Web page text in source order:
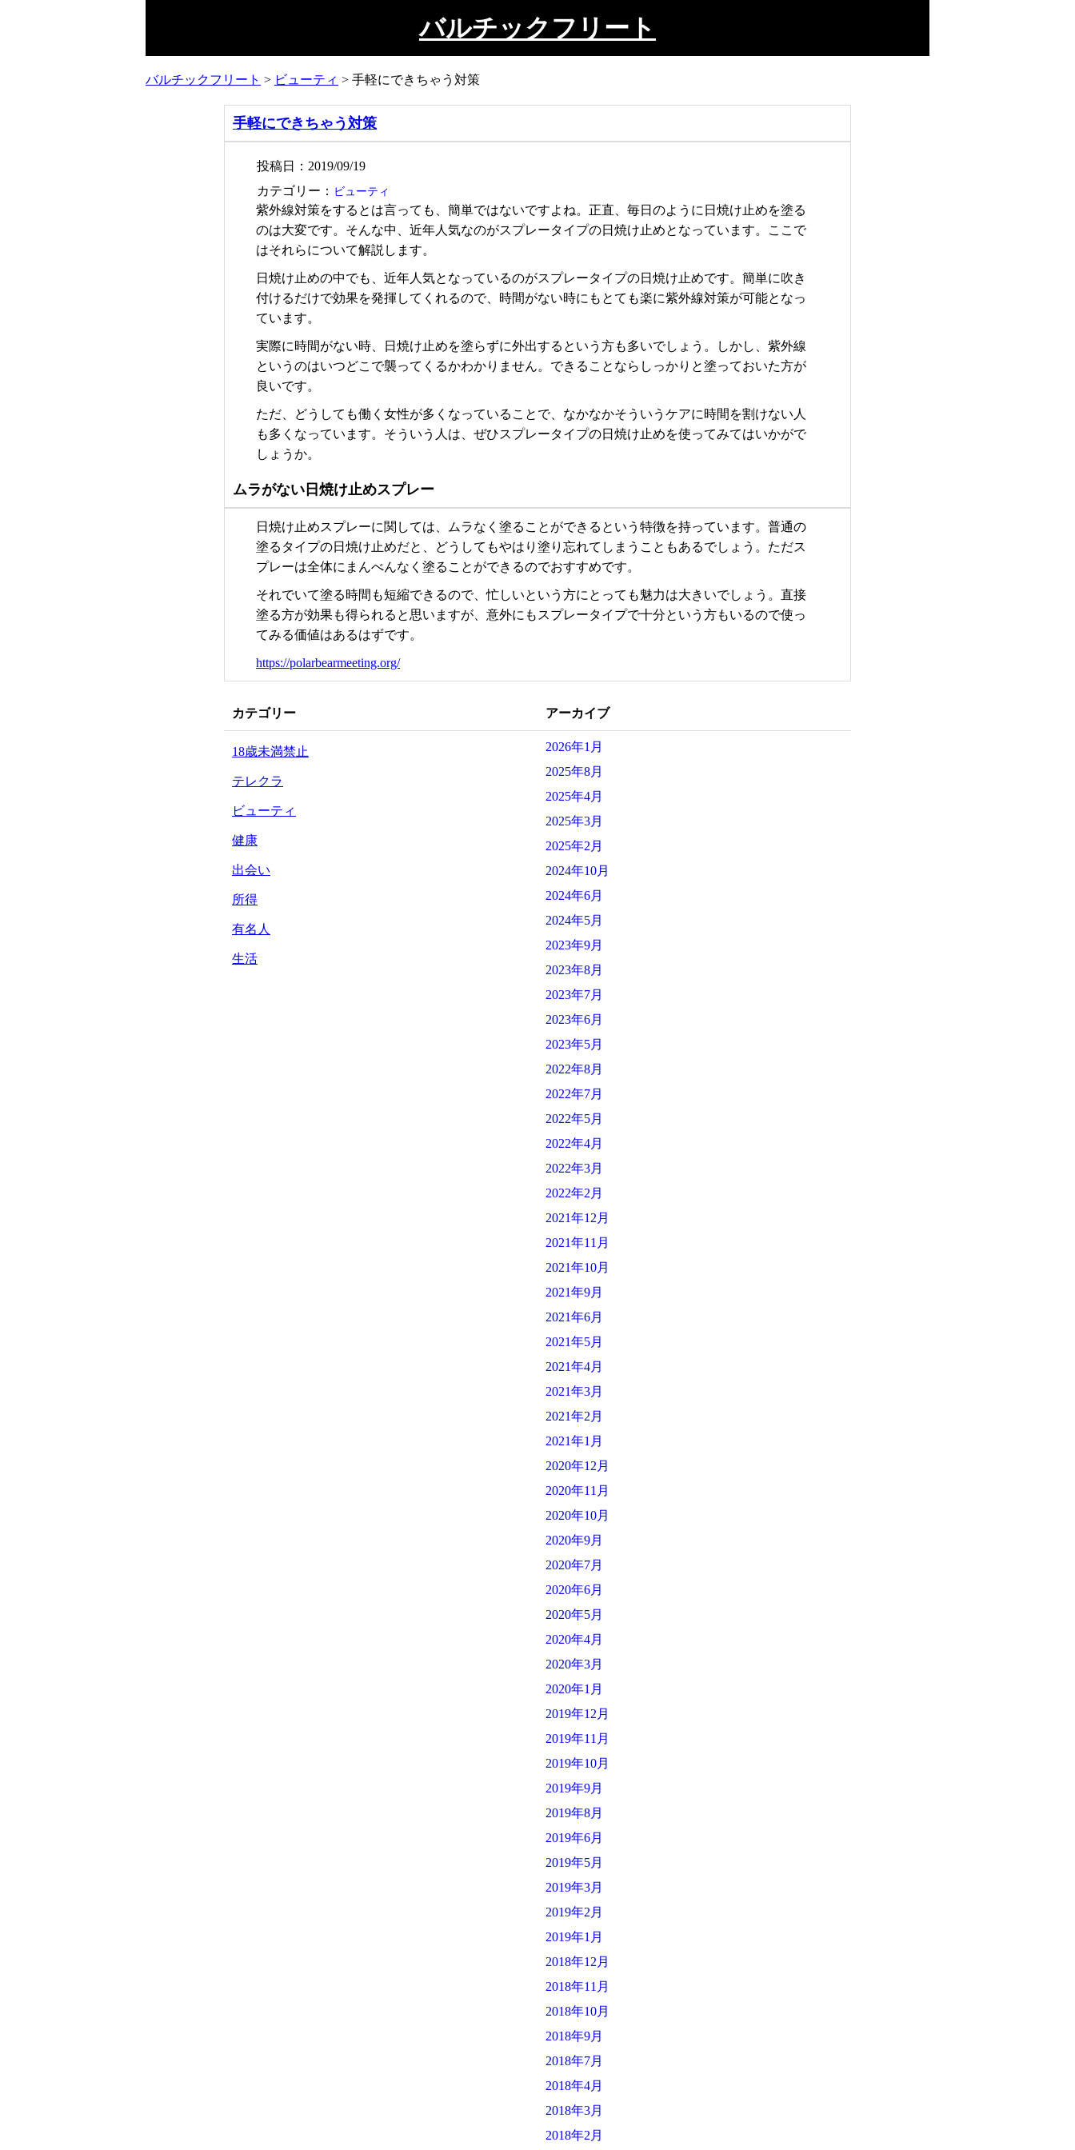
バルチックフリート
バルチックフリート > ビューティ > 手軽にできちゃう対策
手軽にできちゃう対策
投稿日：2019/09/19
カテゴリー： ビューティ
紫外線対策をするとは言っても、簡単ではないですよね。正直、毎日のように日焼け止めを塗る
のは大変です。そんな中、近年人気なのがスプレータイプの日焼け止めとなっています。ここで
はそれらについて解説します。
日焼け止めの中でも、近年人気となっているのがスプレータイプの日焼け止めです。簡単に吹き
付けるだけで効果を発揮してくれるので、時間がない時にもとても楽に紫外線対策が可能となっ
ています。
実際に時間がない時、日焼け止めを塗らずに外出するという方も多いでしょう。しかし、紫外線
というのはいつどこで襲ってくるかわかりません。できることならしっかりと塗っておいた方が
良いです。
ただ、どうしても働く女性が多くなっていることで、なかなかそういうケアに時間を割けない人
も多くなっています。そういう人は、ぜひスプレータイプの日焼け止めを使ってみてはいかがで
しょうか。
ムラがない日焼け止めスプレー
日焼け止めスプレーに関しては、ムラなく塗ることができるという特徴を持っています。普通の
塗るタイプの日焼け止めだと、どうしてもやはり塗り忘れてしまうこともあるでしょう。ただス
プレーは全体にまんべんなく塗ることができるのでおすすめです。
それでいて塗る時間も短縮できるので、忙しいという方にとっても魅力は大きいでしょう。直接
塗る方が効果も得られると思いますが、意外にもスプレータイプで十分という方もいるので使っ
てみる価値はあるはずです。
https://polarbearmeeting.org/
カテゴリー
18歳未満禁止
テレクラ
ビューティ
健康
出会い
所得
有名人
生活
アーカイブ
2026年1月
2025年8月
2025年4月
2025年3月
2025年2月
2024年10月
2024年6月
2024年5月
2023年9月
2023年8月
2023年7月
2023年6月
2023年5月
2022年8月
2022年7月
2022年5月
2022年4月
2022年3月
2022年2月
2021年12月
2021年11月
2021年10月
2021年9月
2021年6月
2021年5月
2021年4月
2021年3月
2021年2月
2021年1月
2020年12月
2020年11月
2020年10月
2020年9月
2020年7月
2020年6月
2020年5月
2020年4月
2020年3月
2020年1月
2019年12月
2019年11月
2019年10月
2019年9月
2019年8月
2019年6月
2019年5月
2019年3月
2019年2月
2019年1月
2018年12月
2018年11月
2018年10月
2018年9月
2018年7月
2018年4月
2018年3月
2018年2月